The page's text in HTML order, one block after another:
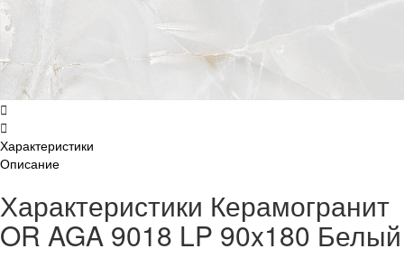
Характеристики
Описание
Характеристики Керамогранит
OR AGA 9018 LP 90x180 Белый